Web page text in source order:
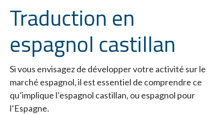
Traduction en
espagnol castillan
Si vous envisagez de développer votre activité sur le
marché espagnol, il est essentiel de comprendre ce
qu’implique l’espagnol castillan, ou espagnol pour
l’Espagne.